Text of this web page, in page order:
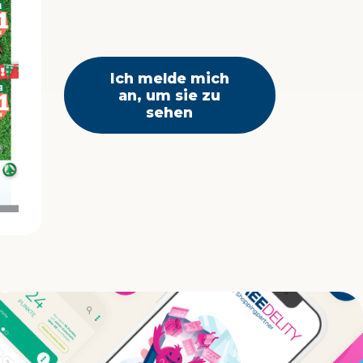
Ich melde mich
an, um sie zu
sehen